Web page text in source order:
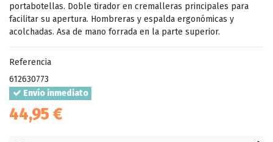
portabotellas. Doble tirador en cremalleras principales para
facilitar su apertura. Hombreras y espalda ergonómicas y
acolchadas. Asa de mano forrada en la parte superior.
Referencia
612630773
Envío inmediato
44,95 €